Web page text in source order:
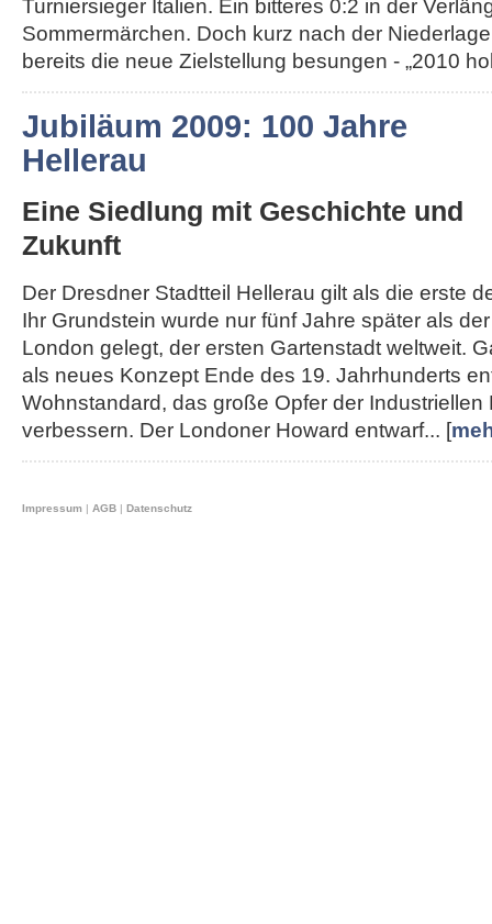
Turniersieger Italien. Ein bitteres 0:2 in der
Sommermärchen. Doch kurz nach der
bereits die neue Zielstellung besungen - „2010
Jubiläum 2009: 100 Jahre
Hellerau
Eine Siedlung mit Geschichte und
Zukunft
Der Dresdner Stadtteil Hellerau gilt als die erste
Ihr Grundstein wurde nur fünf Jahre später als
London gelegt, der ersten Gartenstadt weltweit.
als neues Konzept Ende des 19. Jahrhunderts
Wohnstandard, das große Opfer der Industriellen
verbessern. Der Londoner Howard entwarf... [
Impressum | AGB | Datenschutz